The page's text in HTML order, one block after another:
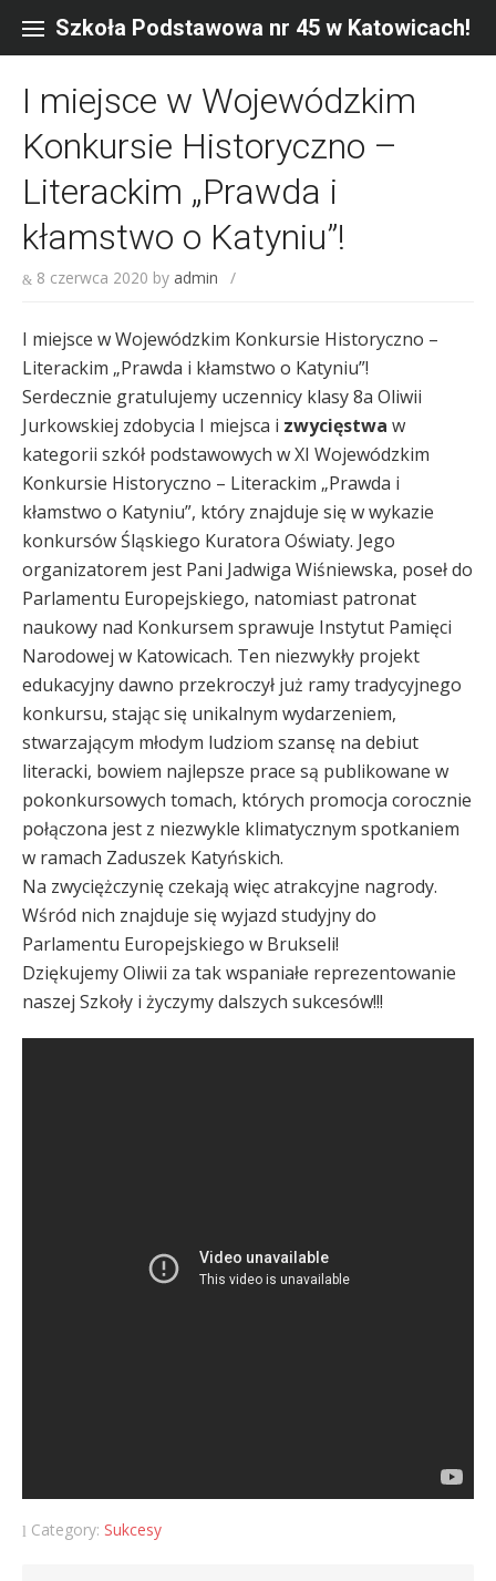
content
Szkoła Podstawowa nr 45 w Katowicach!
I miejsce w Wojewódzkim
Konkursie Historyczno –
Literackim „Prawda i
kłamstwo o Katyniu”!
8 czerwca 2020 by admin /
I miejsce w Wojewódzkim Konkursie Historyczno –
Literackim „Prawda i kłamstwo o Katyniu”!
Serdecznie gratulujemy uczennicy klasy 8a Oliwii
Jurkowskiej zdobycia I miejsca i zwycięstwa w
kategorii szkół podstawowych w XI Wojewódzkim
Konkursie Historyczno – Literackim „Prawda i
kłamstwo o Katyniu”, który znajduje się w wykazie
konkursów Śląskiego Kuratora Oświaty. Jego
organizatorem jest Pani Jadwiga Wiśniewska, poseł do
Parlamentu Europejskiego, natomiast patronat
naukowy nad Konkursem sprawuje Instytut Pamięci
Narodowej w Katowicach. Ten niezwykły projekt
edukacyjny dawno przekroczył już ramy tradycyjnego
konkursu, stając się unikalnym wydarzeniem,
stwarzającym młodym ludziom szansę na debiut
literacki, bowiem najlepsze prace są publikowane w
pokonkursowych tomach, których promocja corocznie
połączona jest z niezwykle klimatycznym spotkaniem
w ramach Zaduszek Katyńskich.
Na zwyciężczynię czekają więc atrakcyjne nagrody.
Wśród nich znajduje się wyjazd studyjny do
Parlamentu Europejskiego w Brukseli!
Dziękujemy Oliwii za tak wspaniałe reprezentowanie
naszej Szkoły i życzymy dalszych sukcesów!!!
Category: Sukcesy